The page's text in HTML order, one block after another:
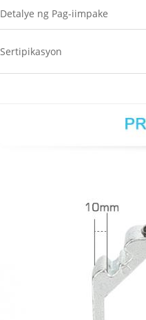
Detalye ng Pag-iimpake
Sertipikasyon